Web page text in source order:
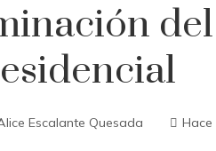
Escalante Quesada Hace